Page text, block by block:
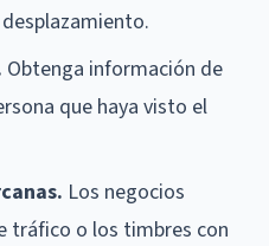
Obtenga información de
que haya visto el
Los negocios
tráfico o los timbres con